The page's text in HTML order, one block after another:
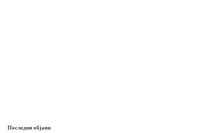
Последни објави